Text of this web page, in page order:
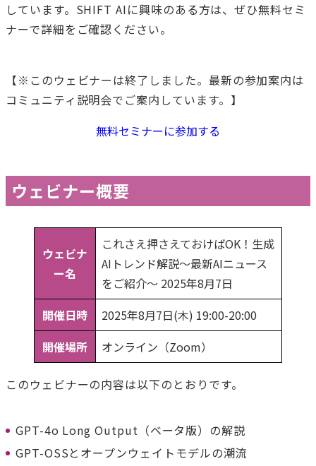
しています。SHIFT AIに興味のある方は、ぜひ無料セミ
ナーで詳細をご確認ください。
【※このウェビナーは終了しました。最新の参加案内は
コミュニティ説明会でご案内しています。】
無料セミナーに参加する
ウェビナー概要
ウェビナ
ー名
これさえ押さえておけばOK！生成
AIトレンド解説〜最新AIニュース
をご紹介〜 2025年8月7日
開催日時
2025年8月7日(木) 19:00-20:00
開催場所
オンライン（Zoom）
このウェビナーの内容は以下のとおりです。
GPT-4o Long Output（ベータ版）の解説
GPT-OSSとオープンウェイトモデルの潮流